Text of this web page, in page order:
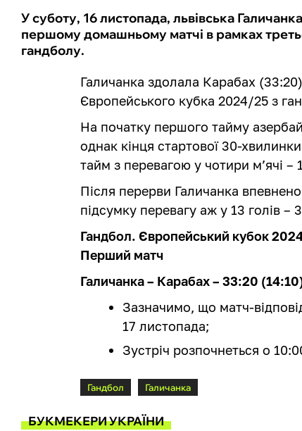
У суботу, 16 листопада, львівська
першому домашньому матчі в рамках
гандболу.
Галичанка здолала Карабах
Європейського кубка 2024/25 з
На початку першого тайму
однак кінця стартової 30-
тайм з перевагою у чотири м’ячі –
Після перерви Галичанка
підсумку перевагу аж у 13 голів –
Гандбол. Європейський кубок
Перший матч
Галичанка – Карабах – 33:20
Зазначимо, що матч-
17 листопада;
Зустріч розпочнеться о
Гандбол Галичанка
БУКМЕКЕРИ УКРАЇНИ